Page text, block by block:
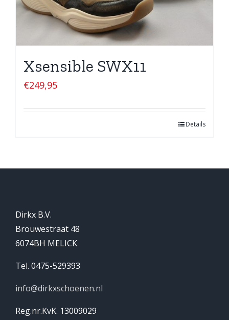
Xsensible SWX11
€249,95
Details
Dirkx B.V.
Brouwestraat 48
6074BH MELICK
Tel. 0475-529393
info@dirkxschoenen.nl
Reg.nr.KvK. 13009029